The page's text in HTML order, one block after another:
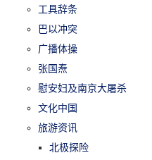
工具辞条
巴以冲突
广播体操
张国焘
慰安妇及南京大屠杀
文化中国
旅游资讯
北极探险